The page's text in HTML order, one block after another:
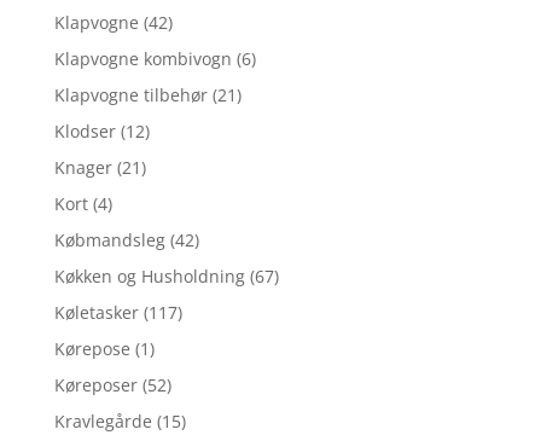
Klapvogne (42)
Klapvogne kombivogn (6)
Klapvogne tilbehør (21)
Klodser (12)
Knager (21)
Kort (4)
Købmandsleg (42)
Køkken og Husholdning (67)
Køletasker (117)
Kørepose (1)
Køreposer (52)
Kravlegårde (15)